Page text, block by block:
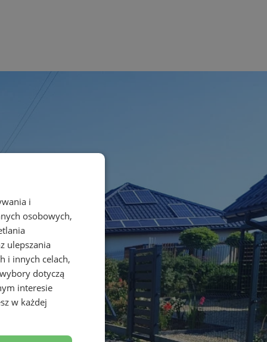
i
osobowych,
ulepszania
i innych celach,
dotyczą
interesie
w każdej